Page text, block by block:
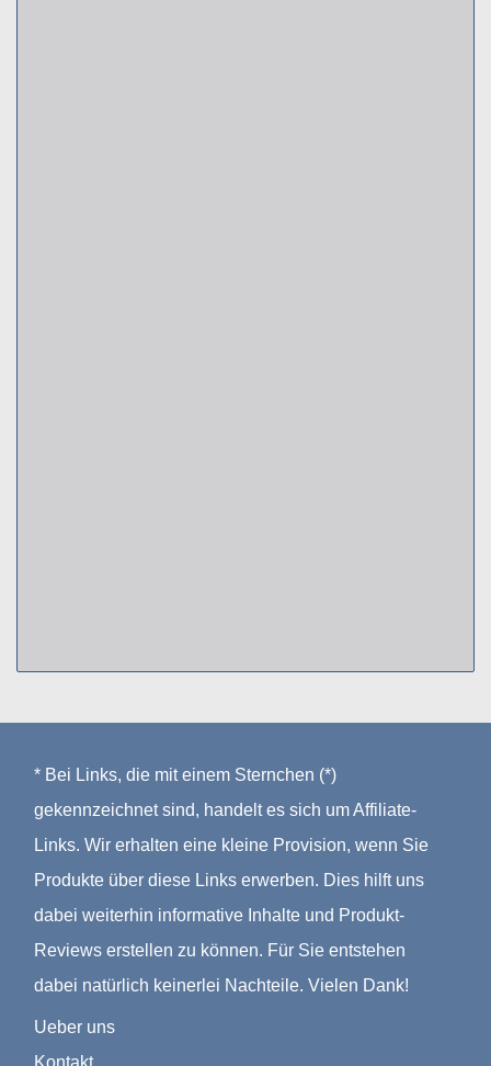
* Bei Links, die mit einem Sternchen (*)
gekennzeichnet sind, handelt es sich um Affiliate-
Links. Wir erhalten eine kleine Provision, wenn Sie
Produkte über diese Links erwerben. Dies hilft uns
dabei weiterhin informative Inhalte und Produkt-
Reviews erstellen zu können. Für Sie entstehen
dabei natürlich keinerlei Nachteile. Vielen Dank!
Ueber uns